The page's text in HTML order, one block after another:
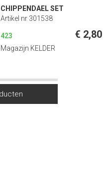
CHIPPENDAEL SET
Artikel nr 301538
423 € 2,80
Magazijn KELDER